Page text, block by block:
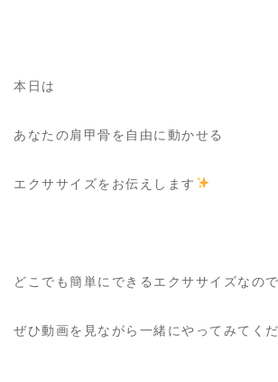
本日は
あなたの肩甲骨を自由に動かせる
エクササイズをお伝えします
どこでも簡単にできるエクササイズなので
ぜひ動画を見ながら一緒にやってみてく